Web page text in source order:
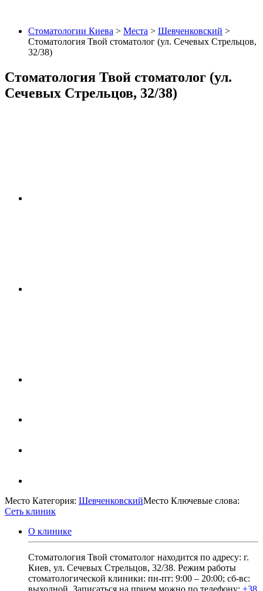
Стоматологии Киева > Места > Шевченковский >
Стоматология Твой стоматолог (ул. Сечевых Стрельцов,
32/38)
Стоматология Твой стоматолог (ул.
Сечевых Стрельцов, 32/38)
Место Категория: ШевченковскийМесто Ключевые слова:
Сеть клиник
О клинике
Стоматология Твой стоматолог находится по адресу: г.
Киев, ул. Сечевых Стрельцов, 32/38. Режим работы
стоматологической клиники: пн-пт: 9:00 – 20:00; сб-вс:
выходной. Записаться на прием можно по телефону: +38